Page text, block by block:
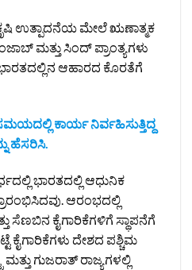
ಉತ್ಪಾದನೆಯ ಮೇಲೆ ಋಣಾತ್ಮಕ
ಮತ್ತು ಸಿಂದ್ ಪ್ರಾಂತ್ಯಗಳು
ಆಹಾರದ ಕೊರತೆಗೆ
ಸಮಯದಲ್ಲಿ ಕಾರ್ಯ ನಿರ್ವಹಿಸುತ್ತಿದ್ದ
ಹೆಸರಿಸಿ.
ಭಾರತದಲ್ಲಿ ಆಧುನಿಕ
ಆರಂಭದಲ್ಲಿ
ಸೆಣಬಿನ ಕೈಗಾರಿಕೆಗಳಿಗೆ ಸ್ಥಾಪನೆಗೆ
ಕೈಗಾರಿಕೆಗಳು ದೇಶದ ಪಶ್ಚಿಮ
ಗುಜರಾತ್ ರಾಜ್ಯಗಳಲ್ಲಿ